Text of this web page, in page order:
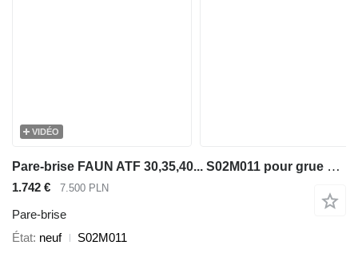
VIDÉO
Pare-brise FAUN ATF 30,35,40... S02M011 pour grue mobile Tadano Faun FAUN ATF 30,35,40
1.742 € 7.500 PLN
Pare-brise
État neuf
S02M011